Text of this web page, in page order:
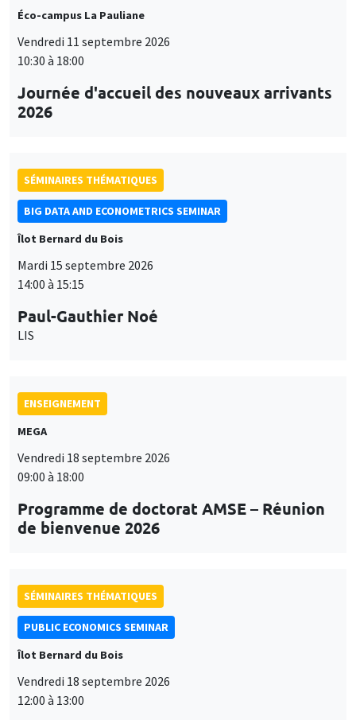
Éco-campus La Pauliane
Vendredi 11 septembre 2026
10:30 à 18:00
Journée d'accueil des nouveaux arrivants
2026
SÉMINAIRES THÉMATIQUES
BIG DATA AND ECONOMETRICS SEMINAR
Îlot Bernard du Bois
Mardi 15 septembre 2026
14:00 à 15:15
Paul-Gauthier Noé
LIS
ENSEIGNEMENT
MEGA
Vendredi 18 septembre 2026
09:00 à 18:00
Programme de doctorat AMSE – Réunion
de bienvenue 2026
SÉMINAIRES THÉMATIQUES
PUBLIC ECONOMICS SEMINAR
Îlot Bernard du Bois
Vendredi 18 septembre 2026
12:00 à 13:00